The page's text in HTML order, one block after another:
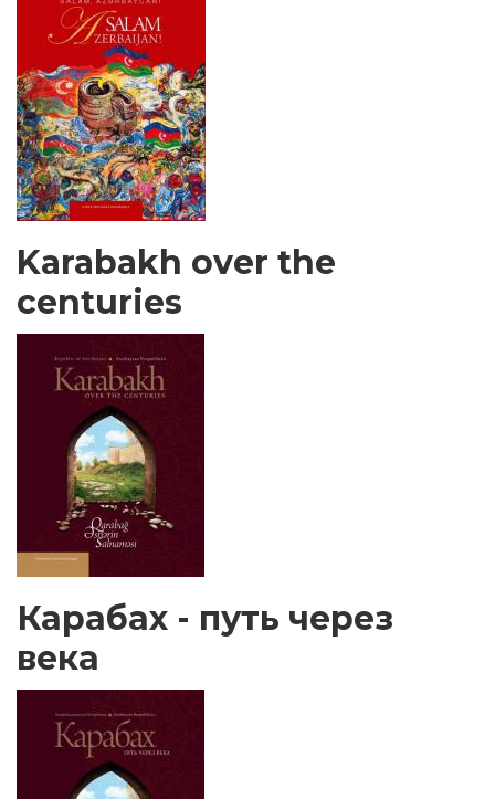
Karabakh over the
centuries
Карабах - путь через
века